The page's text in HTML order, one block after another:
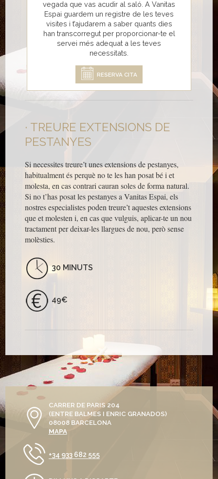
vegada que vas acudir al saló. A Vanitas
Espai guardem un registre de les teves
visites i t’ajudarem a saber quants dies
han transcorregut per proporcionar-te el
servei més adequat a les teves
necessitats.
RESERVA CITA
TREURE EXTENSIONS DE
PESTANYES
Si necessites treure’t unes extensions de pestanyes,
habitualment és perquè no te les han posat bé i et
molesta, en cas contrari cauran soles de forma natural.
Si no t’has posat les pestanyes a Vanitas Espai, els
nostres especialistes poden treure’t aquestes extensions
que et molesten i, en cas que vulguis, aplicar-te un nou
tractament per deixar-les llargues de nou, però sense
molèsties.
30 MINUTS
49€
CARRER DE PARIS 204
(ENTRE BALMES I ENRIC GRANADOS)
08008 BARCELONA
MAPA
+34 933 682 555